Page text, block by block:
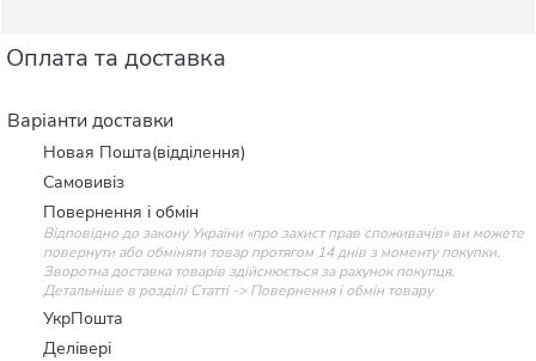
Оплата та доставка
Варіанти доставки
Новая Пошта(відділення)
Самовивіз
Повернення і обмін
Відповідно до закону України «про захист прав споживачів» ви можете
повернути або обміняти товар протягом 14 днів з моменту покупки.
Зворотна доставка товарів здійснюється за рахунок покупця.
Детальніше в розділі Статті -> Повернення і обмін товару
УкрПошта
Делівері